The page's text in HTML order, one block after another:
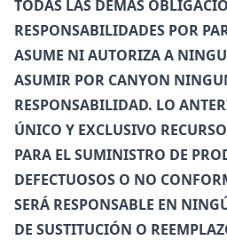
TODAS LAS DEMÁS
RESPONSABILIDADES POR
ASUME NI AUTORIZA A
ASUMIR POR CANYON
RESPONSABILIDAD. LO
ÚNICO Y EXCLUSIVO
PARA EL SUMINISTRO DE
DEFECTUOSOS O NO
SERÁ RESPONSABLE EN
DE SUSTITUCIÓN O